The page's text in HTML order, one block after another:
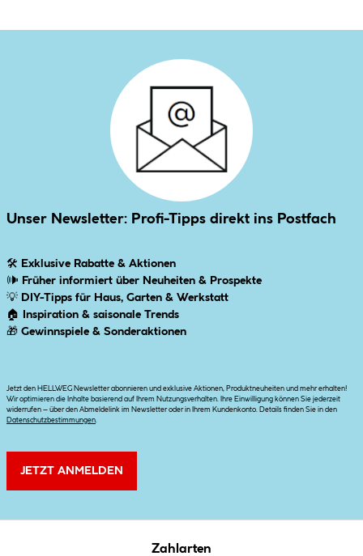
Unser Newsletter: Profi-Tipps direkt ins Postfach
🛠 Exklusive Rabatte & Aktionen
🕪 Früher informiert über Neuheiten & Prospekte
💡 DIY-Tipps für Haus, Garten & Werkstatt
🏠
Inspiration & saisonale Trends
🎁 Gewinnspiele & Sonderaktionen
Jetzt den HELLWEG Newsletter abonnieren und exklusive Aktionen, Produktneuheiten und mehr erhalten!
Wir optimieren die Inhalte basierend auf Ihrem Nutzungsverhalten. Ihre Einwilligung können Sie jederzeit
widerrufen – über den Abmeldelink im Newsletter oder in Ihrem Kundenkonto. Details finden Sie in den
Datenschutzbestimmungen.
JETZT ANMELDEN
Zahlarten